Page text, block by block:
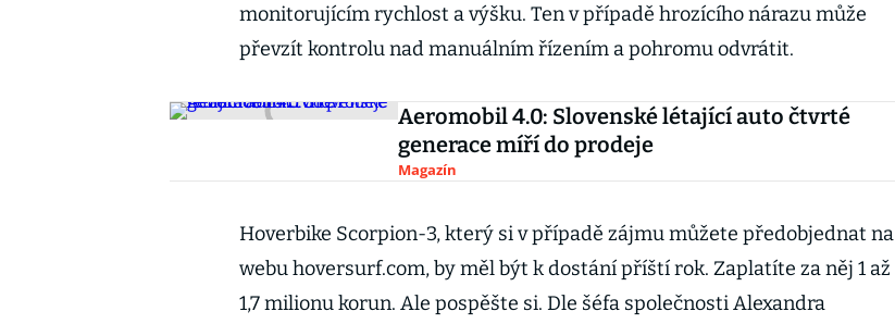
monitorujícím rychlost a výšku. Ten v případě hrozícího nárazu může
převzít kontrolu nad manuálním řízením a pohromu odvrátit.
Aeromobil 4.0: Slovenské létající auto čtvrté
generace míří do prodeje
Magazín
Hoverbike Scorpion-3, který si v případě zájmu můžete předobjednat na
webu hoversurf.com, by měl být k dostání příští rok. Zaplatíte za něj 1 až
1,7 milionu korun. Ale pospěšte si. Dle šéfa společnosti Alexandra